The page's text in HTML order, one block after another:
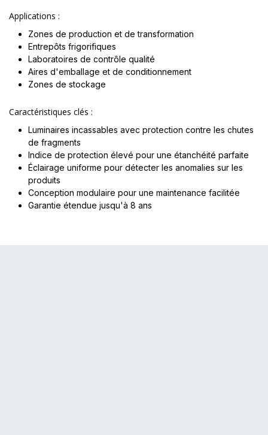
Applications :
Zones de production et de transformation
Entrepôts frigorifiques
Laboratoires de contrôle qualité
Aires d'emballage et de conditionnement
Zones de stockage
Caractéristiques clés :
Luminaires incassables avec protection contre les chutes
de fragments
Indice de protection élevé pour une étanchéité parfaite
Éclairage uniforme pour détecter les anomalies sur les
produits
Conception modulaire pour une maintenance facilitée
Garantie étendue jusqu'à 8 ans